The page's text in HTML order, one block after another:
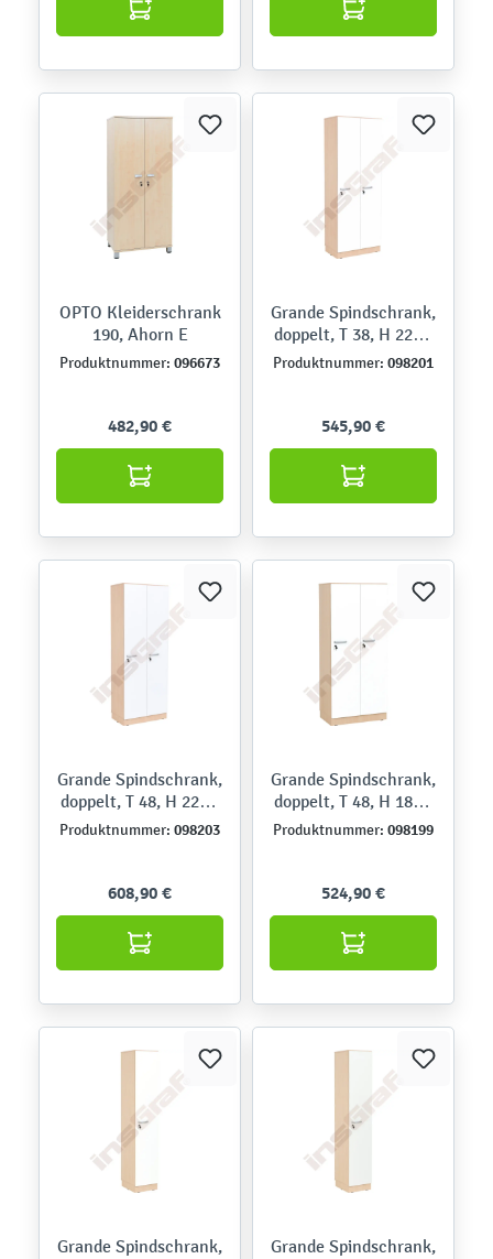
OPTO Kleiderschrank
190, Ahorn E
Produktnummer: 096673
482,90 €
Grande Spindschrank,
doppelt, T 38, H 223 -
Ahorn Jylland, Türen
Produktnummer: 098201
545,90 €
Grande Spindschrank,
doppelt, T 48, H 223 -
Ahorn Jylland, Türen
Produktnummer: 098203
608,90 €
Grande Spindschrank,
doppelt, T 48, H 187 -
Ahorn Jylland, Türen
Produktnummer: 098199
524,90 €
Grande Spindschrank,
Grande Spindschrank,